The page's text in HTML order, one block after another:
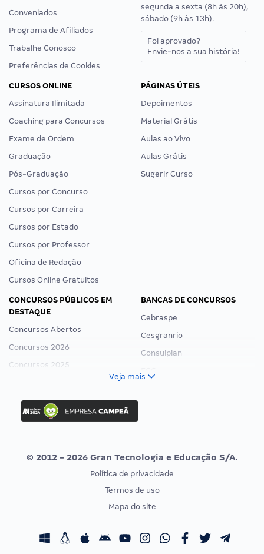
Conveniados
Programa de Afiliados
Trabalhe Conosco
Preferências de Cookies
segunda a sexta (8h às 20h),
sábado (9h às 13h).
Foi aprovado?
Envie-nos a sua história!
CURSOS ONLINE
Assinatura Ilimitada
Coaching para Concursos
Exame de Ordem
Graduação
Pós-Graduação
Cursos por Concurso
Cursos por Carreira
Cursos por Estado
Cursos por Professor
Oficina de Redação
Cursos Online Gratuitos
PÁGINAS ÚTEIS
Depoimentos
Material Grátis
Aulas ao Vivo
Aulas Grátis
Sugerir Curso
CONCURSOS PÚBLICOS EM
DESTAQUE
Concursos Abertos
Concursos 2026
Concursos 2025
Concurso Ibama
Concurso MPU
Editais publicados
BANCAS DE CONCURSOS
Cebraspe
Cesgranrio
Consulplan
Vunesp
CONCURSOS POR PROFISSÃO
Concursos Fiscais
EXAME DE ORDEM
Calendário OAB
Veja mais
© 2012 - 2026 Gran Tecnologia e Educação S/A.
Política de privacidade
Termos de uso
Mapa do site